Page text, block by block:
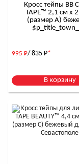
Кросс тейпы BB
TAPE™ 2,1 см x
(размер А)
995 Р/ 835 Р*
В корзину